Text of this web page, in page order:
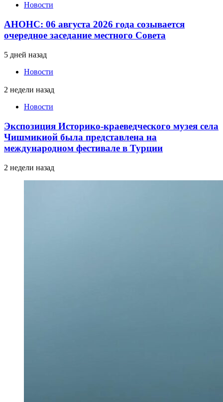
Новости
АНОНС: 06 августа 2026 года созывается
очередное заседание местного Совета
5 дней назад
Новости
2 недели назад
Новости
Экспозиция Историко-краеведческого музея села
Чишмикиой была представлена на
международном фестивале в Турции
2 недели назад